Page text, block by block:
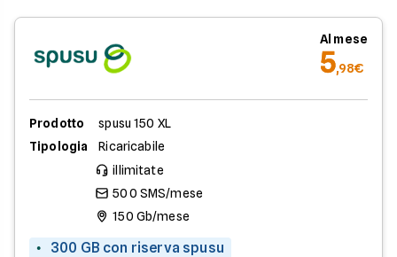
Al mese
5,98€
Prodotto
spusu 150 XL
Tipologia
Ricaricabile
illimitate
500 SMS/mese
150 Gb/mese
300 GB con riserva spusu